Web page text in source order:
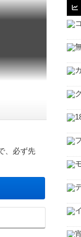
、必ず先